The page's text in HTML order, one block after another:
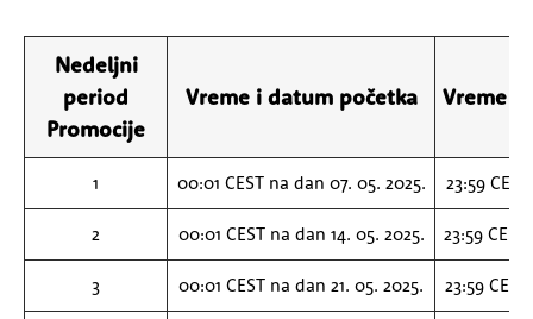
Nedeljni
period
Promocije
Vreme i datum početka Vreme i
1 00:01 CEST na dan 07. 05. 2025. 23:59
2 00:01 CEST na dan 14. 05. 2025. 23:59
3 00:01 CEST na dan 21. 05. 2025. 23:59